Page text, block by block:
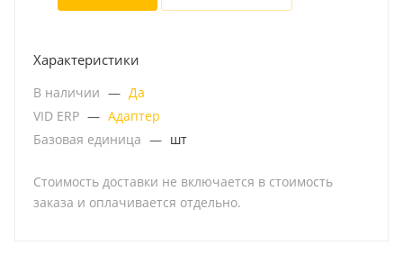
Характеристики
В наличии — Да
VID ERP — Адаптер
Базовая единица — шт
Стоимость доставки не включается в стоимость
заказа и оплачивается отдельно.